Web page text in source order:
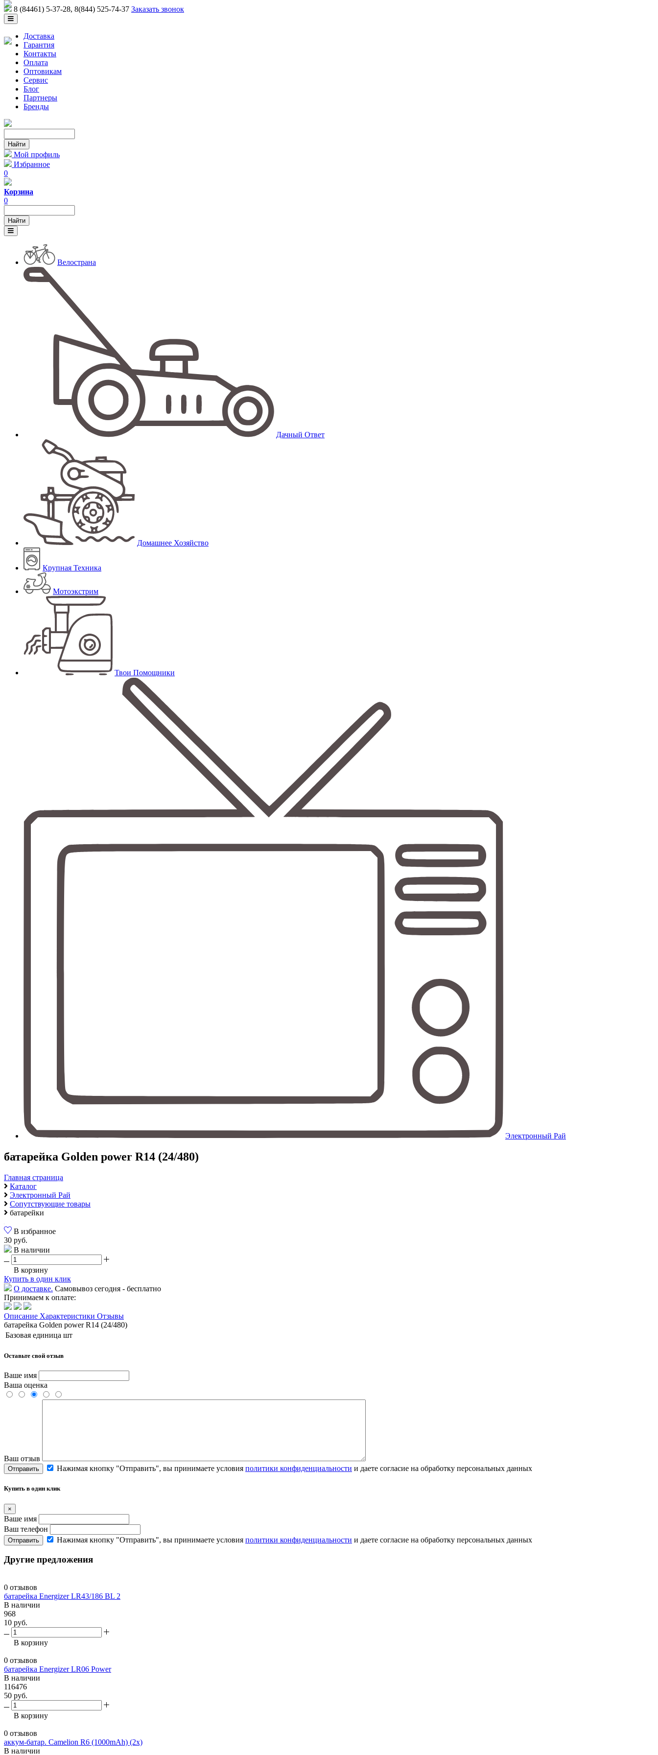
8 (84461) 5-37-28, 8(844) 525-74-37 Заказать звонок
Доставка
Гарантия
Контакты
Оплата
Оптовикам
Сервис
Блог
Партнеры
Бренды
Мой профиль
Избранное
0
Корзина
0
Велострана
Дачный Ответ
Домашнее Хозяйство
Крупная Техника
Мотоэкстрим
Твои Помощники
Электронный Рай
батарейка Golden power R14 (24/480)
Главная страница
Каталог
Электронный Рай
Сопутствующие товары
батарейки
В избранное
30 руб.
В наличии
В корзину
Купить в один клик
О доставке. Самовывоз сегодня - бесплатно
Принимаем к оплате:
Описание Характеристики Отзывы
батарейка Golden power R14 (24/480)
Базовая единица шт
Оставьте свой отзыв
Ваше имя
Ваша оценка
Ваш отзыв
Отправить Нажимая кнопку "Отправить", вы принимаете условия политики конфиденциальности и даете согласие на обработку персональных данных
Купить в один клик
×
Ваше имя
Ваш телефон
Отправить Нажимая кнопку "Отправить", вы принимаете условия политики конфиденциальности и даете согласие на обработку персональных данных
Другие предложения
0 отзывов
батарейка Energizer LR43/186 BL 2
В наличии
968
10 руб.
В корзину
0 отзывов
батарейка Energizer LR06 Power
В наличии
116476
50 руб.
В корзину
0 отзывов
аккум-батар. Camelion R6 (1000mAh) (2x)
В наличии